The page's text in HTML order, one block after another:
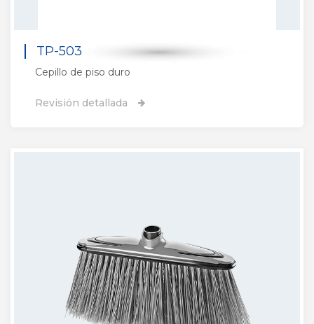
TP-503
Cepillo de piso duro
Revisión detallada